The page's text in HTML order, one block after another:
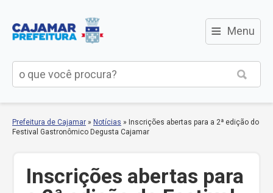
≡ Menu
Prefeitura de Cajamar » Notícias » Inscrições abertas para a 2ª edição do
Festival Gastronômico Degusta Cajamar
Inscrições abertas para